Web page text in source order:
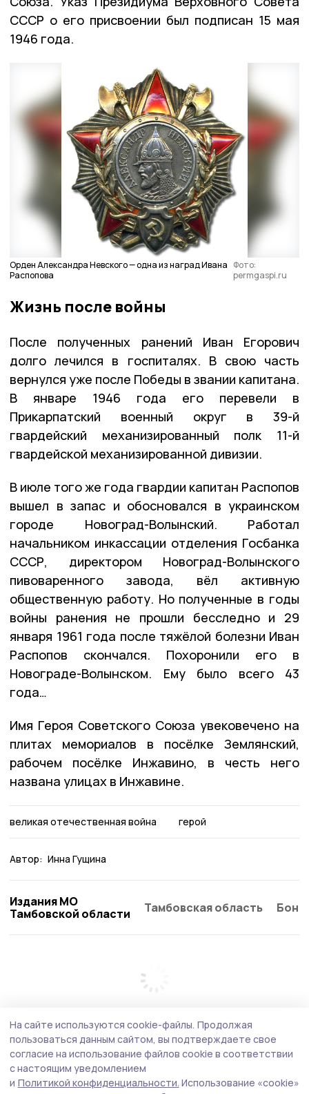
СССР о его присвоении был подписан 15 мая
1946 года.
Орден Александра Невского — одна из наград Ивана
Распопова
Фото:
permgaspi.ru
Жизнь после войны
После полученных ранений Иван Егорович
долго лечился в госпиталях. В свою часть
вернулся уже после Победы в звании капитана.
В январе 1946 года его перевели в
Прикарпатский военный округ в 39-й
гвардейский механизированный полк 11-й
гвардейской механизированной дивизии.
В июле того же года гвардии капитан Распопов
вышел в запас и обосновался в украинском
городе Новоград-Волынский. Работал
начальником инкассации отделения Госбанка
СССР, директором Новоград-Волынского
пивоваренного завода, вёл активную
общественную работу. Но полученные в годы
войны ранения не прошли бесследно и 29
января 1961 года после тяжёлой болезни Иван
Распопов скончался. Похоронили его в
Новограде-Волынском. Ему было всего 43
года…
Имя Героя Советского Союза увековечено на
плитах мемориалов в посёлке Землянский,
рабочем посёлке Инжавино, в честь него
названа улицах в Инжавине.
великая отечественная война герой
Автор: Инна Гущина
Издания МО
Тамбовской области
Тамбовская область
На сайте используются cookie-файлы. Продолжая
пользоваться данным сайтом, вы подтверждаете свое
согласие на использование файлов cookie в соответствии
с настоящим уведомлением
и Политикой конфиденциальности. Использование «cookie»